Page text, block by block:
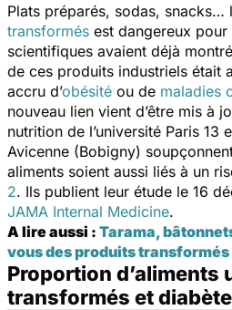
Plats préparés, sodas, snacks…
transformés est dangereux pour
scientifiques avaient déjà
de ces produits industriels était
accru d’obésité ou de maladies
nouveau lien vient d’être mis à
nutrition de l’université Paris 13
Avicenne (Bobigny)
aliments soient aussi liés à un
2. Ils publient leur étude le 16
JAMA Internal Medicine.
A lire aussi : Tarama,
vous des produits transformés
Proportion d’aliments
transformés et diabète